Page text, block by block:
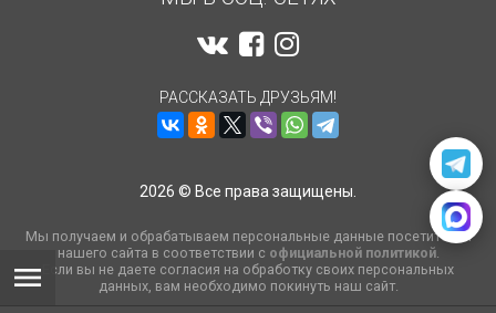
РАССКАЗАТЬ ДРУЗЬЯМ!
2026 © Все права защищены.
Мы получаем и обрабатываем персональные данные посетителей
нашего сайта в соответствии с официальной политикой.
Если вы не даете согласия на обработку своих персональных
данных, вам необходимо покинуть наш сайт.